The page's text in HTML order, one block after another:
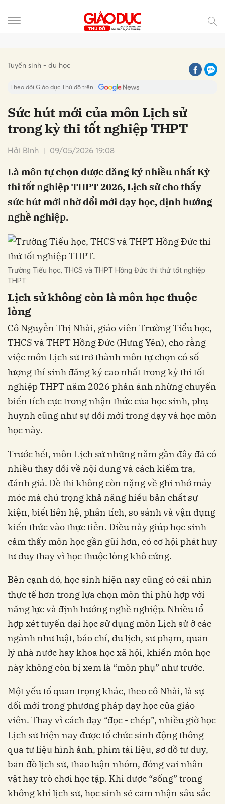
Tuyển sinh - du học
Theo dõi Giáo dục Thủ đô trên
Sức hút mới của môn Lịch sử
trong kỳ thi tốt nghiệp THPT
Hải Bình 09/05/2026 19:08
Là môn tự chọn được đăng ký nhiều nhất Kỳ
thi tốt nghiệp THPT 2026, Lịch sử cho thấy
sức hút mới nhờ đổi mới dạy học, định hướng
nghề nghiệp.
Trường Tiểu học, THCS và THPT Hồng Đức thi thử tốt nghiệp
THPT.
Lịch sử không còn là môn học thuộc
lòng
Cô Nguyễn Thị Nhài, giáo viên Trường Tiểu học,
THCS và THPT Hồng Đức (Hưng Yên), cho rằng
việc môn Lịch sử trở thành môn tự chọn có số
lượng thí sinh đăng ký cao nhất trong kỳ thi tốt
nghiệp THPT năm 2026 phản ánh những chuyển
biến tích cực trong nhận thức của học sinh, phụ
huynh cũng như sự đổi mới trong dạy và học môn
học này.
Trước hết, môn Lịch sử những năm gần đây đã có
nhiều thay đổi về nội dung và cách kiểm tra,
đánh giá. Đề thi không còn nặng về ghi nhớ máy
móc mà chú trọng khả năng hiểu bản chất sự
kiện, biết liên hệ, phân tích, so sánh và vận dụng
kiến thức vào thực tiễn. Điều này giúp học sinh
cảm thấy môn học gần gũi hơn, có cơ hội phát huy
tư duy thay vì học thuộc lòng khô cứng.
Bên cạnh đó, học sinh hiện nay cũng có cái nhìn
thực tế hơn trong lựa chọn môn thi phù hợp với
năng lực và định hướng nghề nghiệp. Nhiều tổ
hợp xét tuyển đại học sử dụng môn Lịch sử ở các
ngành như luật, báo chí, du lịch, sư phạm, quản
lý nhà nước hay khoa học xã hội, khiến môn học
này không còn bị xem là “môn phụ” như trước.
Một yếu tố quan trọng khác, theo cô Nhài, là sự
đổi mới trong phương pháp dạy học của giáo
viên. Thay vì cách dạy “đọc - chép”, nhiều giờ học
Lịch sử hiện nay được tổ chức sinh động thông
qua tư liệu hình ảnh, phim tài liệu, sơ đồ tư duy,
bản đồ lịch sử, thảo luận nhóm, đóng vai nhân
vật hay trò chơi học tập. Khi được “sống” trong
không khí lịch sử, học sinh sẽ cảm nhận sâu sắc
Hủy Gửi